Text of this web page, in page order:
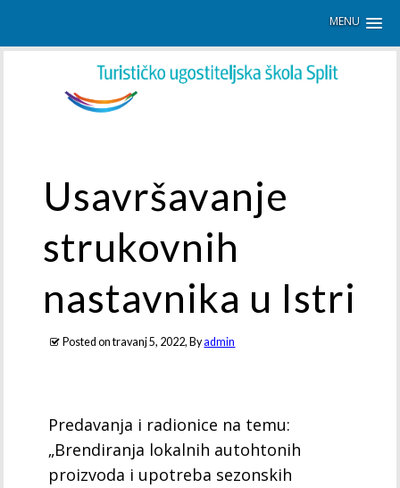
MENU
Usavršavanje
strukovnih
nastavnika u Istri
Posted on travanj 5, 2022, Byadmin
Predavanja i radionice na temu:
„Brendiranja lokalnih autohtonih
proizvoda i upotreba sezonskih